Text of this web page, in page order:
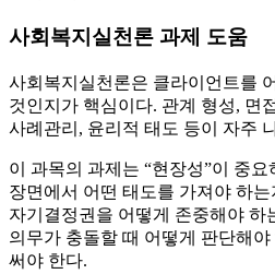
사회복지실천론 과제 도움
사회복지실천론은 클라이언트를
것인지가 핵심이다. 관계 형성, 면
사례관리, 윤리적 태도 등이 자주
이 과목의 과제는 “현장성”이 중
장면에서 어떤 태도를 가져야 하는
자기결정권을 어떻게 존중해야 하
의무가 충돌할 때 어떻게 판단해
써야 한다.